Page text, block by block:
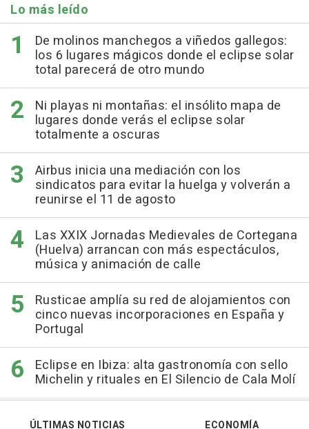
Lo más leído
De molinos manchegos a viñedos gallegos:
los 6 lugares mágicos donde el eclipse solar
total parecerá de otro mundo
Ni playas ni montañas: el insólito mapa de
lugares donde verás el eclipse solar
totalmente a oscuras
Airbus inicia una mediación con los
sindicatos para evitar la huelga y volverán a
reunirse el 11 de agosto
Las XXIX Jornadas Medievales de Cortegana
(Huelva) arrancan con más espectáculos,
música y animación de calle
Rusticae amplía su red de alojamientos con
cinco nuevas incorporaciones en España y
Portugal
Eclipse en Ibiza: alta gastronomía con sello
Michelin y rituales en El Silencio de Cala Molí
ÚLTIMAS NOTICIAS
ECONOMÍA